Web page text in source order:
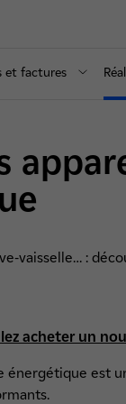
et factures
vaisselle… :
acheter un
énergétique est